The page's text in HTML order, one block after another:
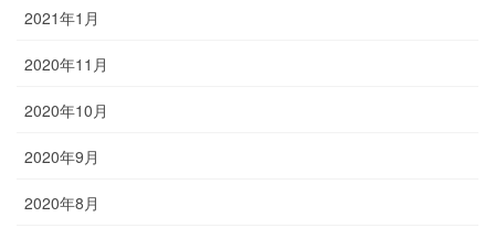
2021年1月
2020年11月
2020年10月
2020年9月
2020年8月